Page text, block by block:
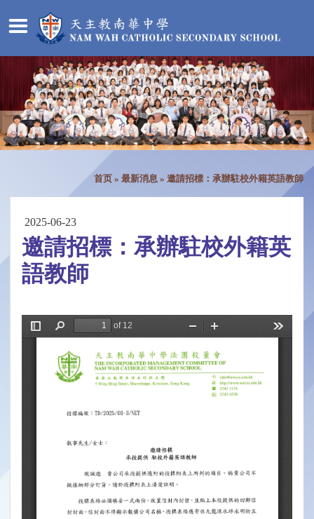
首页 » 最新消息 » 邀請招標：承辦駐校外籍英語教師
2025-06-23
邀請招標：承辦駐校外籍英
語教師